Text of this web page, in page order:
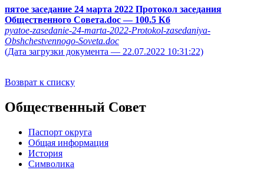
пятое заседание 24 марта 2022 Протокол заседания
Общественного Совета.doc— 100.5 Кб
pyatoe-zasedanie-24-marta-2022-Protokol-zasedaniya-
Obshchestvennogo-Soveta.doc
(Дата загрузки документа — 22.07.2022 10:31:22)
Возврат к списку
Общественный Совет
Паспорт округа
Общая информация
История
Символика